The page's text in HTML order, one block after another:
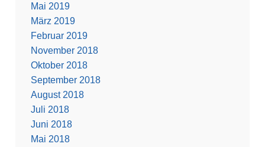
Mai 2019
März 2019
Februar 2019
November 2018
Oktober 2018
September 2018
August 2018
Juli 2018
Juni 2018
Mai 2018